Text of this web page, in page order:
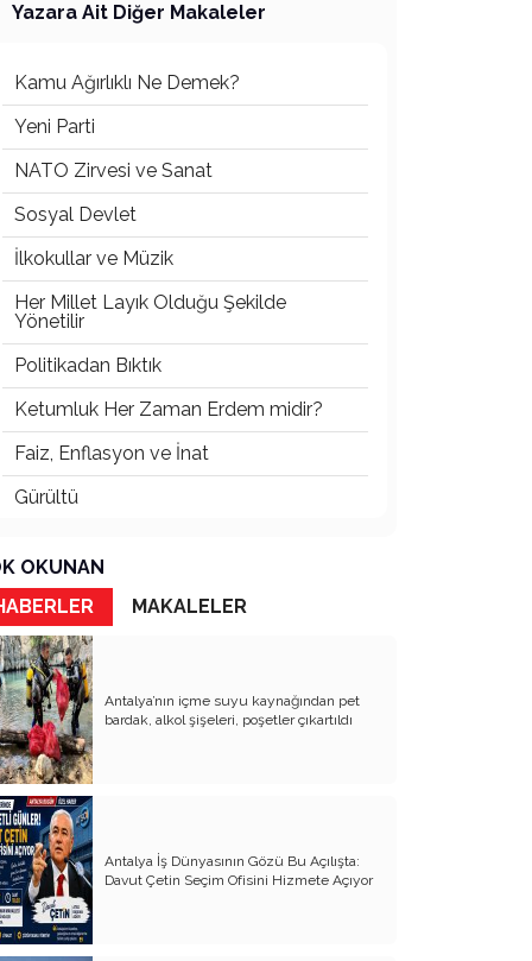
Yazara Ait Diğer Makaleler
Kamu Ağırlıklı Ne Demek?
Yeni Parti
NATO Zirvesi ve Sanat
Sosyal Devlet
İlkokullar ve Müzik
Her Millet Layık Olduğu Şekilde
Yönetilir
Politikadan Bıktık
Ketumluk Her Zaman Erdem midir?
Faiz, Enflasyon ve İnat
Gürültü
Güneş Enerjisi
Ödül Töreni
TOKİ Konutları: Sosyal mi, Orta Gelir
Projesi mi?
Her Kentin Bir Ruhu Vardır
Orkestra Şefi
Abdülhamit ve Tayyip Erdoğan
Fark Etmeden Kaybettiklerimiz
Raydan Çıkan Antalya
Bunu da mı Görecektik?
OKUNAN
MAKALELER
Antalya’nın içme suyu kaynağından pet
bardak, alkol şişeleri, poşetler çıkartıldı
Antalya İş Dünyasının Gözü Bu Açılışta:
Davut Çetin Seçim Ofisini Hizmete Açıyor